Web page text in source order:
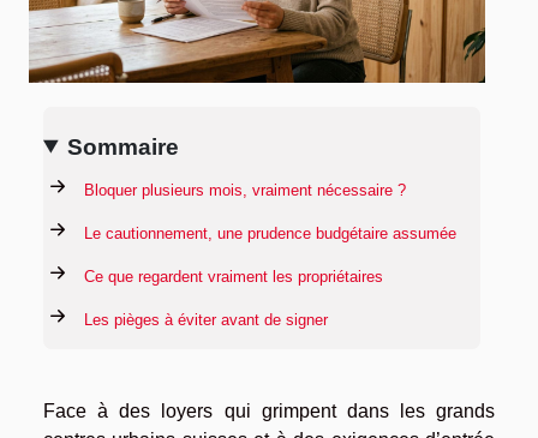
Sommaire
Bloquer plusieurs mois, vraiment nécessaire ?
Le cautionnement, une prudence budgétaire assumée
Ce que regardent vraiment les propriétaires
Les pièges à éviter avant de signer
Face à des loyers qui grimpent dans les grands